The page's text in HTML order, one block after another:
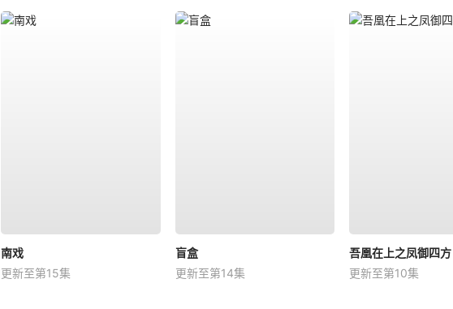
南戏
更新至第15集
盲盒
更新至第14集
吾凰在上之凤御四方
更新至第10集